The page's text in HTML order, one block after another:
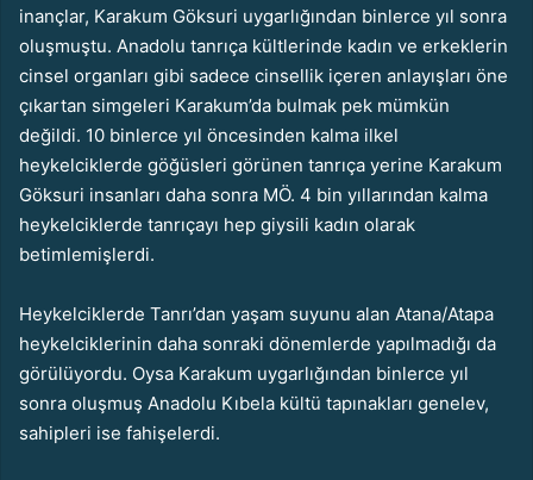
inançlar, Karakum Göksuri uygarlığından binlerce yıl sonra
oluşmuştu. Anadolu tanrıça kültlerinde kadın ve erkeklerin
cinsel organları gibi sadece cinsellik içeren anlayışları öne
çıkartan simgeleri Karakum’da bulmak pek mümkün
değildi. 10 binlerce yıl öncesinden kalma ilkel
heykelciklerde göğüsleri görünen tanrıça yerine Karakum
Göksuri insanları daha sonra MÖ. 4 bin yıllarından kalma
heykelciklerde tanrıçayı hep giysili kadın olarak
betimlemişlerdi.
Heykelciklerde Tanrı’dan yaşam suyunu alan Atana/Atapa
heykelciklerinin daha sonraki dönemlerde yapılmadığı da
görülüyordu. Oysa Karakum uygarlığından binlerce yıl
sonra oluşmuş Anadolu Kıbela kültü tapınakları genelev,
sahipleri ise fahişelerdi.